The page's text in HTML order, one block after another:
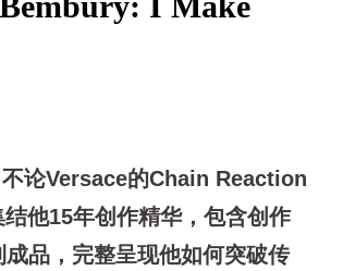
论Versace的Chain Reaction
他15年创作精华，包含创作
品，完整呈现他如何突破传